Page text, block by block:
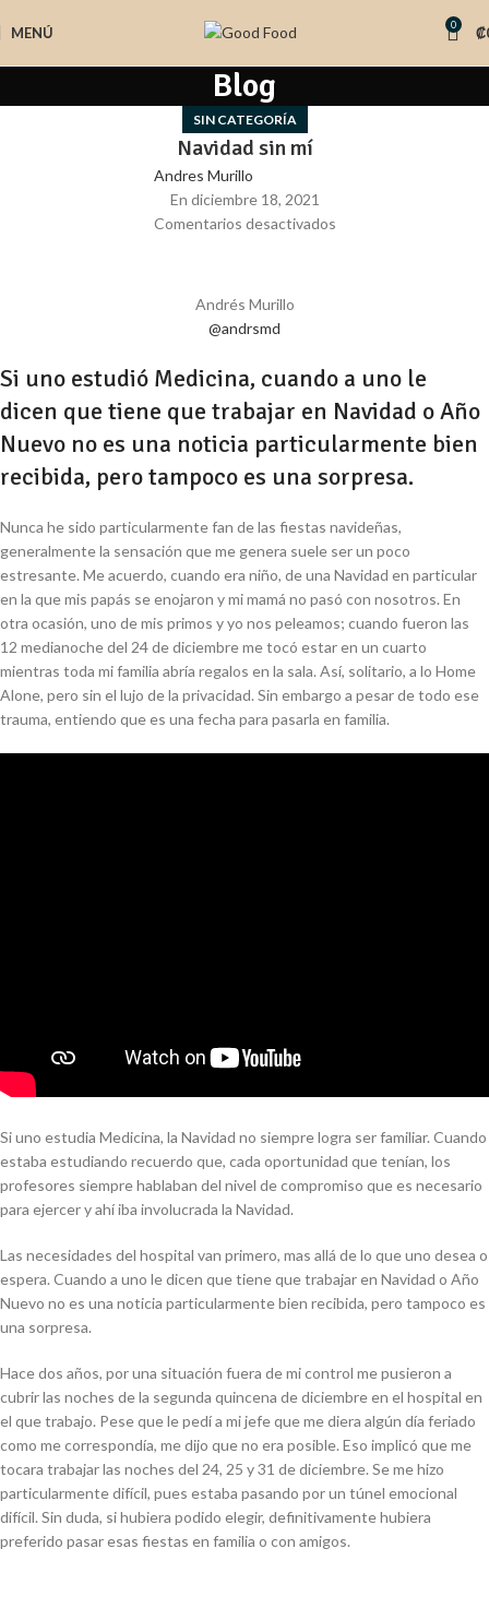
MENÚ 0 ₡
Blog
SIN CATEGORÍA
Navidad sin mí
Andres Murillo
En diciembre 18, 2021
Comentarios desactivados
Andrés Murillo
@andrsmd
Si uno estudió Medicina, cuando a uno le
dicen que tiene que trabajar en Navidad o Año
Nuevo no es una noticia particularmente bien
recibida, pero tampoco es una sorpresa.
Nunca he sido particularmente fan de las fiestas navideñas,
generalmente la sensación que me genera suele ser un poco
estresante. Me acuerdo, cuando era niño, de una Navidad en particular
en la que mis papás se enojaron y mi mamá no pasó con nosotros. En
otra ocasión, uno de mis primos y yo nos peleamos; cuando fueron las
12 medianoche del 24 de diciembre me tocó estar en un cuarto
mientras toda mi familia abría regalos en la sala. Así, solitario, a lo Home
Alone, pero sin el lujo de la privacidad. Sin embargo a pesar de todo ese
trauma, entiendo que es una fecha para pasarla en familia.
Si uno estudia Medicina, la Navidad no siempre logra ser familiar. Cuando
estaba estudiando recuerdo que, cada oportunidad que tenían, los
profesores siempre hablaban del nivel de compromiso que es necesario
para ejercer y ahí iba involucrada la Navidad.
Las necesidades del hospital van primero, mas allá de lo que uno desea o
espera. Cuando a uno le dicen que tiene que trabajar en Navidad o Año
Nuevo no es una noticia particularmente bien recibida, pero tampoco es
una sorpresa.
Hace dos años, por una situación fuera de mi control me pusieron a
cubrir las noches de la segunda quincena de diciembre en el hospital en
el que trabajo. Pese que le pedí a mi jefe que me diera algún día feriado
como me correspondía, me dijo que no era posible. Eso implicó que me
tocara trabajar las noches del 24, 25 y 31 de diciembre. Se me hizo
particularmente difícil, pues estaba pasando por un túnel emocional
difícil. Sin duda, si hubiera podido elegir, definitivamente hubiera
preferido pasar esas fiestas en familia o con amigos.